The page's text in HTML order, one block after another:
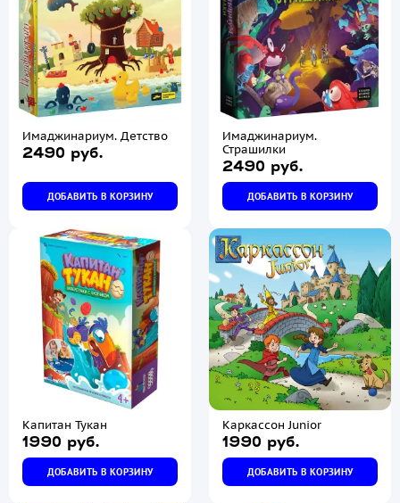
Имаджинариум. Детство
2490 руб.
ДОБАВИТЬ В КОРЗИНУ
Имаджинариум.
Страшилки
2490 руб.
ДОБАВИТЬ В КОРЗИНУ
Капитан Тукан
1990 руб.
ДОБАВИТЬ В КОРЗИНУ
Каркассон Junior
1990 руб.
ДОБАВИТЬ В КОРЗИНУ